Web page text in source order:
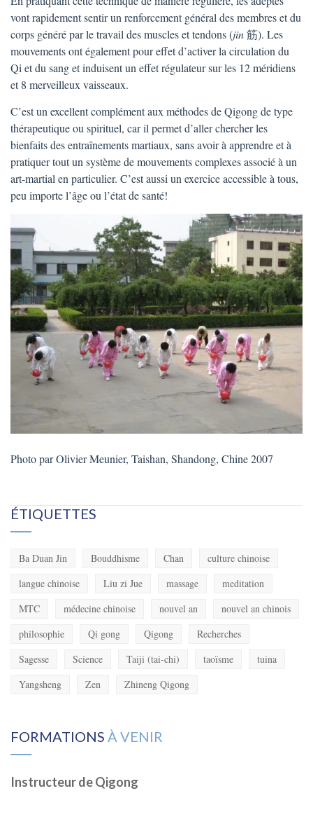
vont rapidement sentir un renforcement général des membres et du
corps généré par le travail des muscles et tendons (jin筋). Les
mouvements ont également pour effet d’activer la circulation du
Qi et du sang et induisent un effet régulateur sur les 12 méridiens
et 8 merveilleux vaisseaux.
C’est un excellent complément aux méthodes de Qigong de type
thérapeutique ou spirituel, car il permet d’aller chercher les
bienfaits des entraînements martiaux, sans avoir à apprendre et à
pratiquer tout un système de mouvements complexes associé à un
art-martial en particulier. C’est aussi un exercice accessible à tous,
peu importe l’âge ou l’état de santé!
Photo par Olivier Meunier, Taishan, Shandong, Chine 2007
ÉTIQUETTES
Ba Duan Jin Bouddhisme Chan
culture chinoise
langue chinoise
Liu zi Jue massage
meditation
MTC
médecine chinoise nouvel an
nouvel an chinois
philosophie
Qi gong Qigong
Recherches
Sagesse
Science Taiji (tai-chi) taoïsme
tuina
Yangsheng
Zen Zhineng Qigong
FORMATIONS À VENIR
Instructeur de Qigong